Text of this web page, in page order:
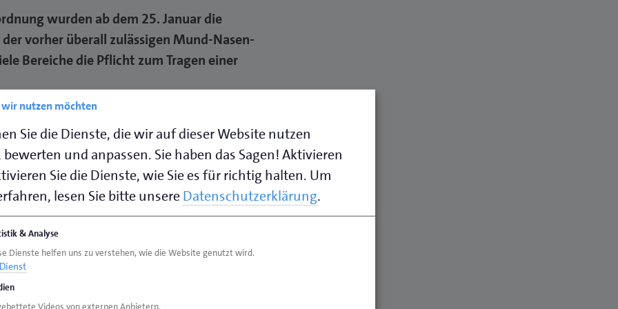
wurden ab dem 25. Januar die
vorher überall zulässigen Mund-Nasen-
Bereiche die Pflicht zum Tragen einer
Niedersächsischen Corona-
erforderlich
nach § 10 Abs. 1 b Satz 1 Nrn. 1 bis 23 und
dürfen (u.a. Lebensmittel- und
Blumengeschäften und
Reformhäusern, Banken und
Apotheken, Sanitätshäusern, Drogerien,
Diese Pflicht gilt auch für die
Parkplätze.
und den dazugehörigen
nutzen möchten
Sie die Dienste, die wir auf dieser Website nutzen
und anpassen. Sie haben das Sagen! Aktivieren
Sie die Dienste, wie Sie es für richtig halten. Um
lesen Sie bitte unsereDatenschutzerklärung.
& Analyse
Dienste helfen uns zu verstehen, wie die Website genutzt wird.
Dienst
Videos von externen Anbietern.